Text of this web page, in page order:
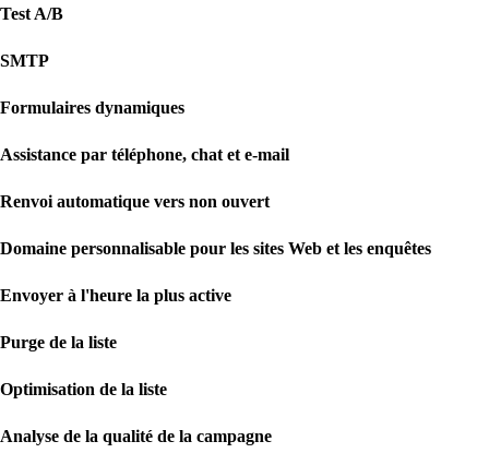
Test A/B
SMTP
Formulaires dynamiques
Assistance par téléphone, chat et e-mail
Renvoi automatique vers non ouvert
Domaine personnalisable pour les sites Web et les enquêtes
Envoyer à l'heure la plus active
Purge de la liste
Optimisation de la liste
Analyse de la qualité de la campagne